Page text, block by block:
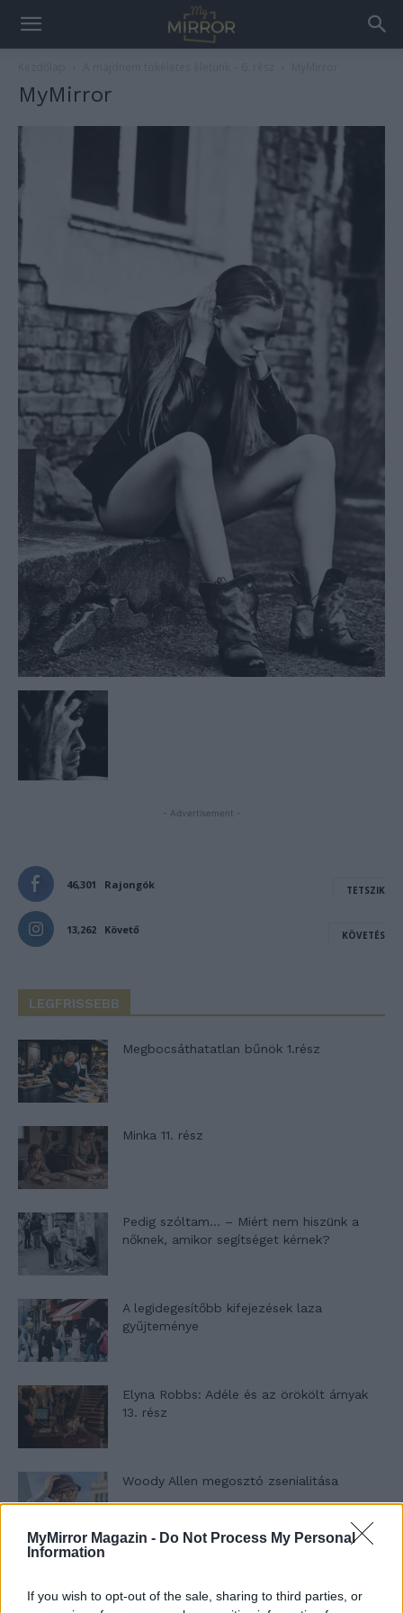
MyMirror Magazin - Do Not Process My Personal
Information
If you wish to opt-out of the sale, sharing to third parties, or
MyMirror
- Advertisement -
46,301 Rajongók TETSZIK
13,262 Követő KÖVETÉS
LEGFRISSEBB
Megbocsáthatatlan bűnök 1.rész
Minka 11. rész
Pedig szóltam… – Miért nem hiszünk a
nőknek, amikor segítséget kérnek?
A legidegesítőbb kifejezések laza
gyűjteménye
Elyna Robbs: Adéle és az örökölt árnyak
13. rész
Woody Allen megosztó zsenialitása